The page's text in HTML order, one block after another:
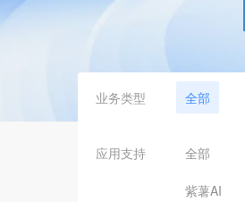
业务类型 全部
应用支持 全部
紫薯AI